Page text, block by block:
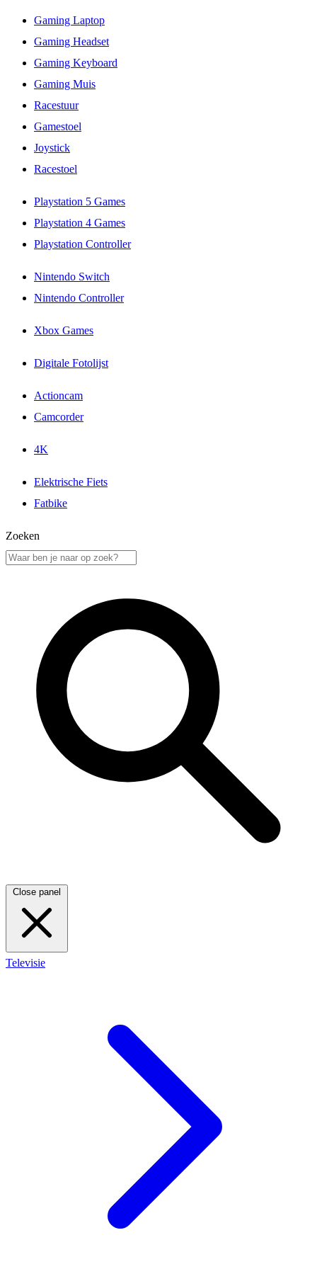
Gaming Laptop
Gaming Headset
Gaming Keyboard
Gaming Muis
Racestuur
Gamestoel
Joystick
Racestoel
Playstation 5 Games
Playstation 4 Games
Playstation Controller
Nintendo Switch
Nintendo Controller
Xbox Games
Digitale Fotolijst
Actioncam
Camcorder
4K
Elektrische Fiets
Fatbike
Zoeken
Close panel
Televisie